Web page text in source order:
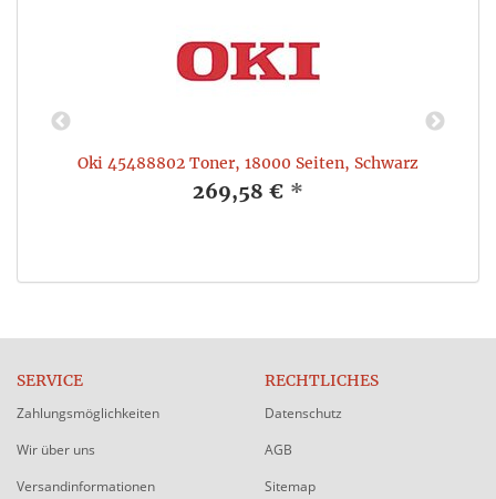
Oki 45488802 Toner, 18000 Seiten, Schwarz
269,58 € *
SERVICE
Zahlungsmöglichkeiten
Wir über uns
Versandinformationen
RECHTLICHES
Datenschutz
AGB
Sitemap